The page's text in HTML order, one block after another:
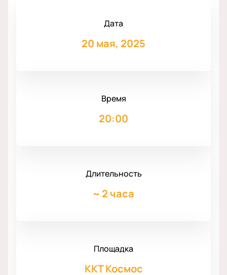
Дата
20 мая, 2025
Время
20:00
Длительность
~ 2 часа
Площадка
ККТ Космос